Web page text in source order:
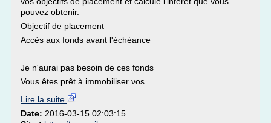
pouvez obtenir.
Objectif de placement
Accès aux fonds avant l'échéance
Je n'aurai pas besoin de ces fonds
Vous êtes prêt à immobiliser vos...
Lire la suite
Date: 2016-03-15 02:03:15